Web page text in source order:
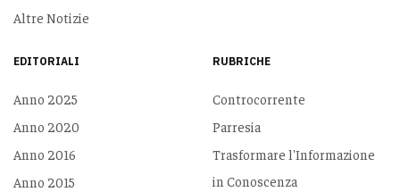
Altre Notizie
EDITORIALI
Anno 2025
Anno 2020
Anno 2016
Anno 2015
RUBRICHE
Controcorrente
Parresia
Trasformare l'Informazione
in Conoscenza